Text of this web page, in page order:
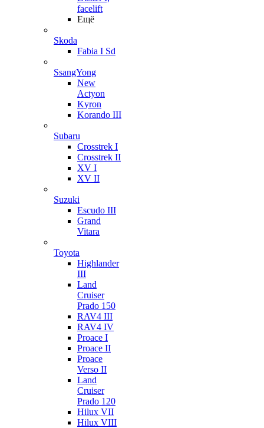
facelift
Ещё
Skoda
Fabia I Sd
SsangYong
New
Actyon
Kyron
Korando III
Subaru
Crosstrek I
Crosstrek II
XV I
XV II
Suzuki
Escudo III
Grand
Vitara
Toyota
Highlander
III
Land
Cruiser
Prado 150
RAV4 III
RAV4 IV
Proace I
Proace II
Proace
Verso II
Land
Cruiser
Prado 120
Hilux VII
Hilux VIII